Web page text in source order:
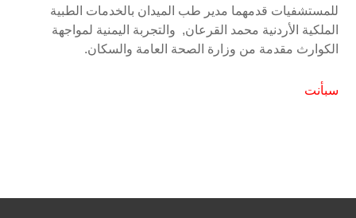
للمستشفيات قدمهما مدير طب الميدان بالخدمات الطبية
الملكية الأردنية محمد القرعان, والتجربة اليمنية لمواجهة
الكوارث مقدمة من وزارة الصحة العامة والسكان.
سبأنت